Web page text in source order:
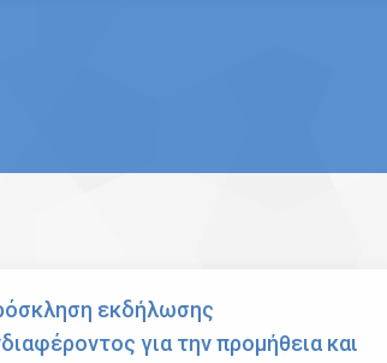
εκδήλωσης
για την προμήθεια και